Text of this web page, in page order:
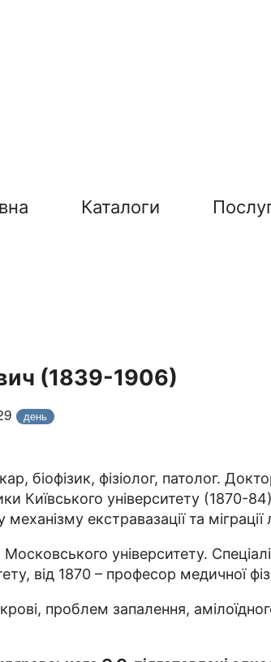
Каталоги
(1839-1906)
день
біофізик, фізіолог, патолог.
Київського університету (1870-
екстравазації та міграції
університету.
від 1870 – професор
крові, проблем запалення,